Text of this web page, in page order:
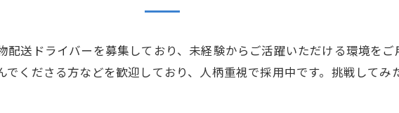
送ドライバーを募集しており、未経験からご活躍いただける環境をご
くださる方などを歓迎しており、人柄重視で採用中です。挑戦してみ